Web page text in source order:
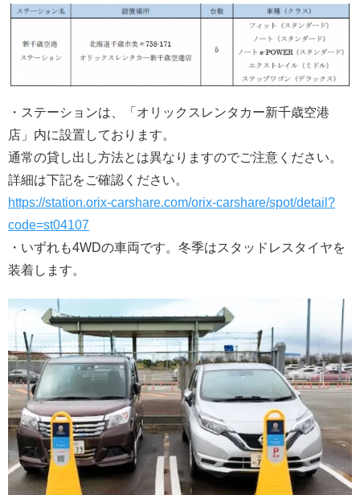
・ステーションは、「オリックスレンタカー新千歳空港
店」内に設置しております。
通常の貸し出し方法とは異なりますのでご注意ください。
詳細は下記をご確認ください。
https://station.orix-carshare.com/orix-carshare/spot/detail?
code=st04107
・いずれも4WDの車両です。冬季はスタッドレスタイヤを
装着します。